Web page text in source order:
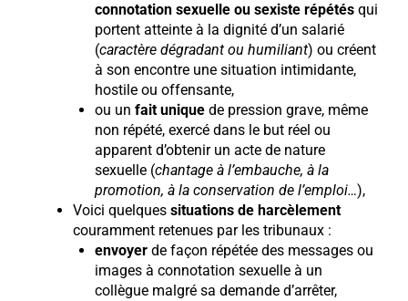
connotation sexuelle ou sexiste répétés qui
portent atteinte à la dignité d’un salarié
(caractère dégradant ou humiliant) ou créent
à son encontre une situation intimidante,
hostile ou offensante,
ou unfait uniquede pression grave, même
non répété, exercé dans le but réel ou
apparent d’obtenir un acte de nature
sexuelle (chantage à l’embauche, à la
promotion, à la conservation de l’emploi…),
Voici quelquessituations de harcèlement
couramment retenues par les tribunaux :
envoyerde façon répétée des messages ou
images à connotation sexuelle à un
collègue malgré sa demande d’arrêter,